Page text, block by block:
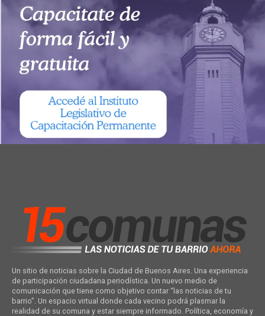
Un sitio de noticias sobre la Ciudad de Buenos Aires. Una experiencia
de participación ciudadana periodística. Un nuevo medio de
comunicación que tiene como objetivo contar “las noticias de tu
barrio”. Un espacio virtual donde cada vecino podrá plasmar la
realidad de su comuna y estar siempre informado. Política, economía y